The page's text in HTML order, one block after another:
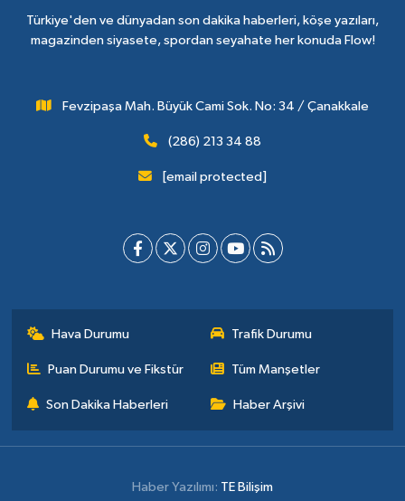
Türkiye'den ve dünyadan son dakika haberleri, köşe yazıları,
magazinden siyasete, spordan seyahate her konuda Flow!
Fevzipaşa Mah. Büyük Cami Sok. No: 34 / Çanakkale
(286) 213 34 88
[email protected]
Hava Durumu Trafik Durumu
Puan Durumu ve Fikstür Tüm Manşetler
Son Dakika Haberleri Haber Arşivi
Haber Yazılımı: TE Bilişim